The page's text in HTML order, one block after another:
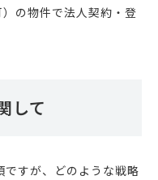
の物件で法人契約・登
して
すが、どのような戦略